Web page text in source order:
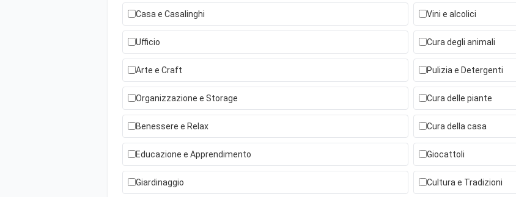
Casa e Casalinghi Vini e alcolici
Ufficio Cura degli animali
Arte e Craft Pulizia e Detergenti
Organizzazione e Storage Cura delle piante
Benessere e Relax Cura della casa
Educazione e Apprendimento Giocattoli
Giardinaggio Cultura e Tradizioni